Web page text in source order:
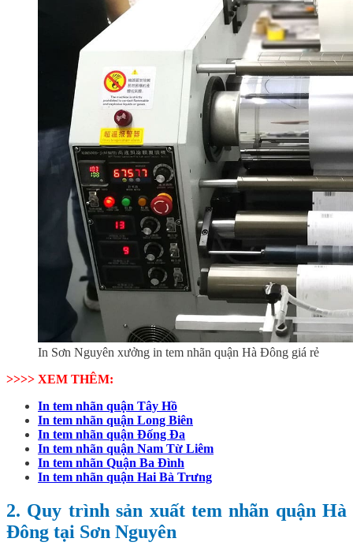
In Sơn Nguyên xưởng in tem nhãn quận Hà Đông giá rẻ
>>>> XEM THÊM:
In tem nhãn quận Tây Hồ
In tem nhãn quận Long Biên
In tem nhãn quận Đống Đa
In tem nhãn quận Nam Từ Liêm
In tem nhãn Quận Ba Đình
In tem nhãn quận Hai Bà Trưng
2. Quy trình sản xuất tem nhãn quận Hà
Đông tại Sơn Nguyên